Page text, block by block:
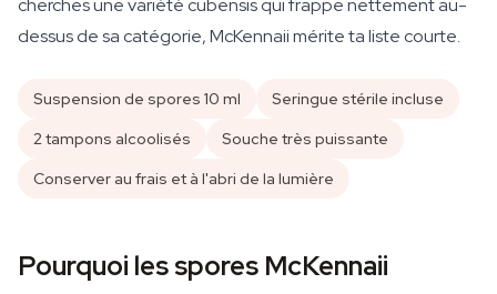
cherches une variété cubensis qui frappe nettement au-
dessus de sa catégorie, McKennaii mérite ta liste courte.
Suspension de spores 10 ml
Seringue stérile incluse
2 tampons alcoolisés
Souche très puissante
Conserver au frais et à l'abri de la lumière
Pourquoi les spores McKennaii